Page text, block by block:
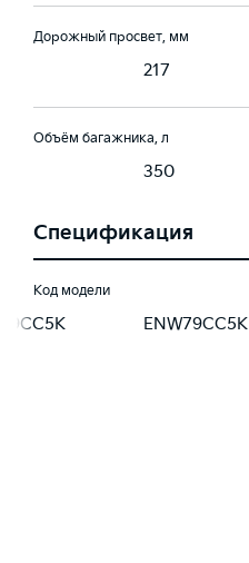
Дорожный просвет, мм
217
Объём багажника, л
350
Спецификация
Код модели
ENW79CC5K